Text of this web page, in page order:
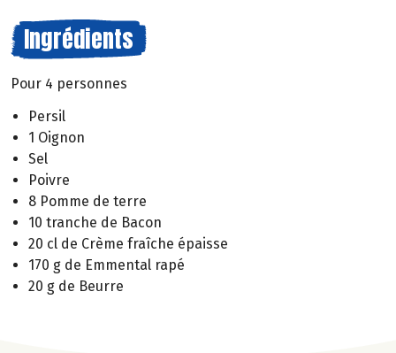
Ingrédients
Pour 4 personnes
Persil
1 Oignon
Sel
Poivre
8 Pomme de terre
10 tranche de Bacon
20 cl de Crème fraîche épaisse
170 g de Emmental rapé
20 g de Beurre